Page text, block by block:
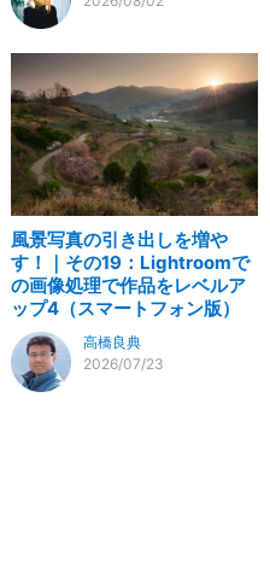
風景写真の引き出しを増や
す！｜その19：Lightroomで
の画像処理で作品をレベルア
ップ4（スマートフォン版）
高橋良典
2026/07/23